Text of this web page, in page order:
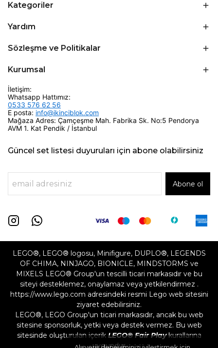
Kategoriler
Yardım
Sözleşme ve Politikalar
Kurumsal
İletişim:
Whatsapp Hattımız:
0533 576 62 56
E posta: info@ikinciblok.com
Mağaza Adres: Çamçeşme Mah. Fabrika Sk. No:5 Pendorya
AVM 1. Kat Pendik / İstanbul
Güncel set listesi duyuruları için abone olabilirsiniz
Abone ol
LEGO®, LEGO® logosu, Minifigure, DUPLO®, LEGENDS
OF CHIMA, NINJAGO, BIONICLE, MINDSTORMS ve
MIXELS LEGO® Group'un tescilli ticari markasıdır ve bu
siteyi desteklemez, onaylamaz veya yetkilendirmez .
https://www.lego.com adresindeki resmi Lego web sitesini
ziyaret edebilirsiniz.
LEGO®, LEGO Group'un ticari markasıdır, ancak bu web
sitesine sponsorluk, yetki veya destek vermez. Bu web
sitesinde oluşturulan içerik LEGO® Fair Playkurallarına
uygundur